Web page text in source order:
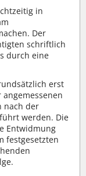
in
Der
schriftlich
durch eine
erst
nach der
werden. Die
Entwidmung
festgesetzten